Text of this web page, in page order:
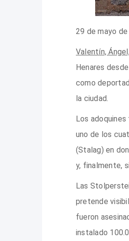
29 de mayo de
Valentín,
Henares
como
la ciudad.
Los
uno de los
(Stalag) en
y, finalmente,
Las
pretende
fueron
instalado